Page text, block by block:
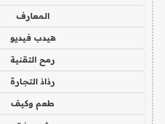
المعارف
هيدب فيديو
رمح التقنية
رذاذ التجارة
طعم وكيف